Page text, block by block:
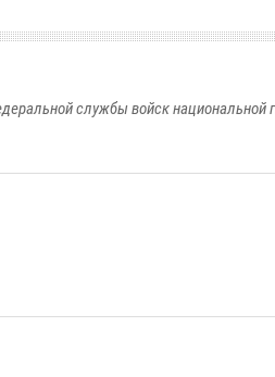
службы войск национальной